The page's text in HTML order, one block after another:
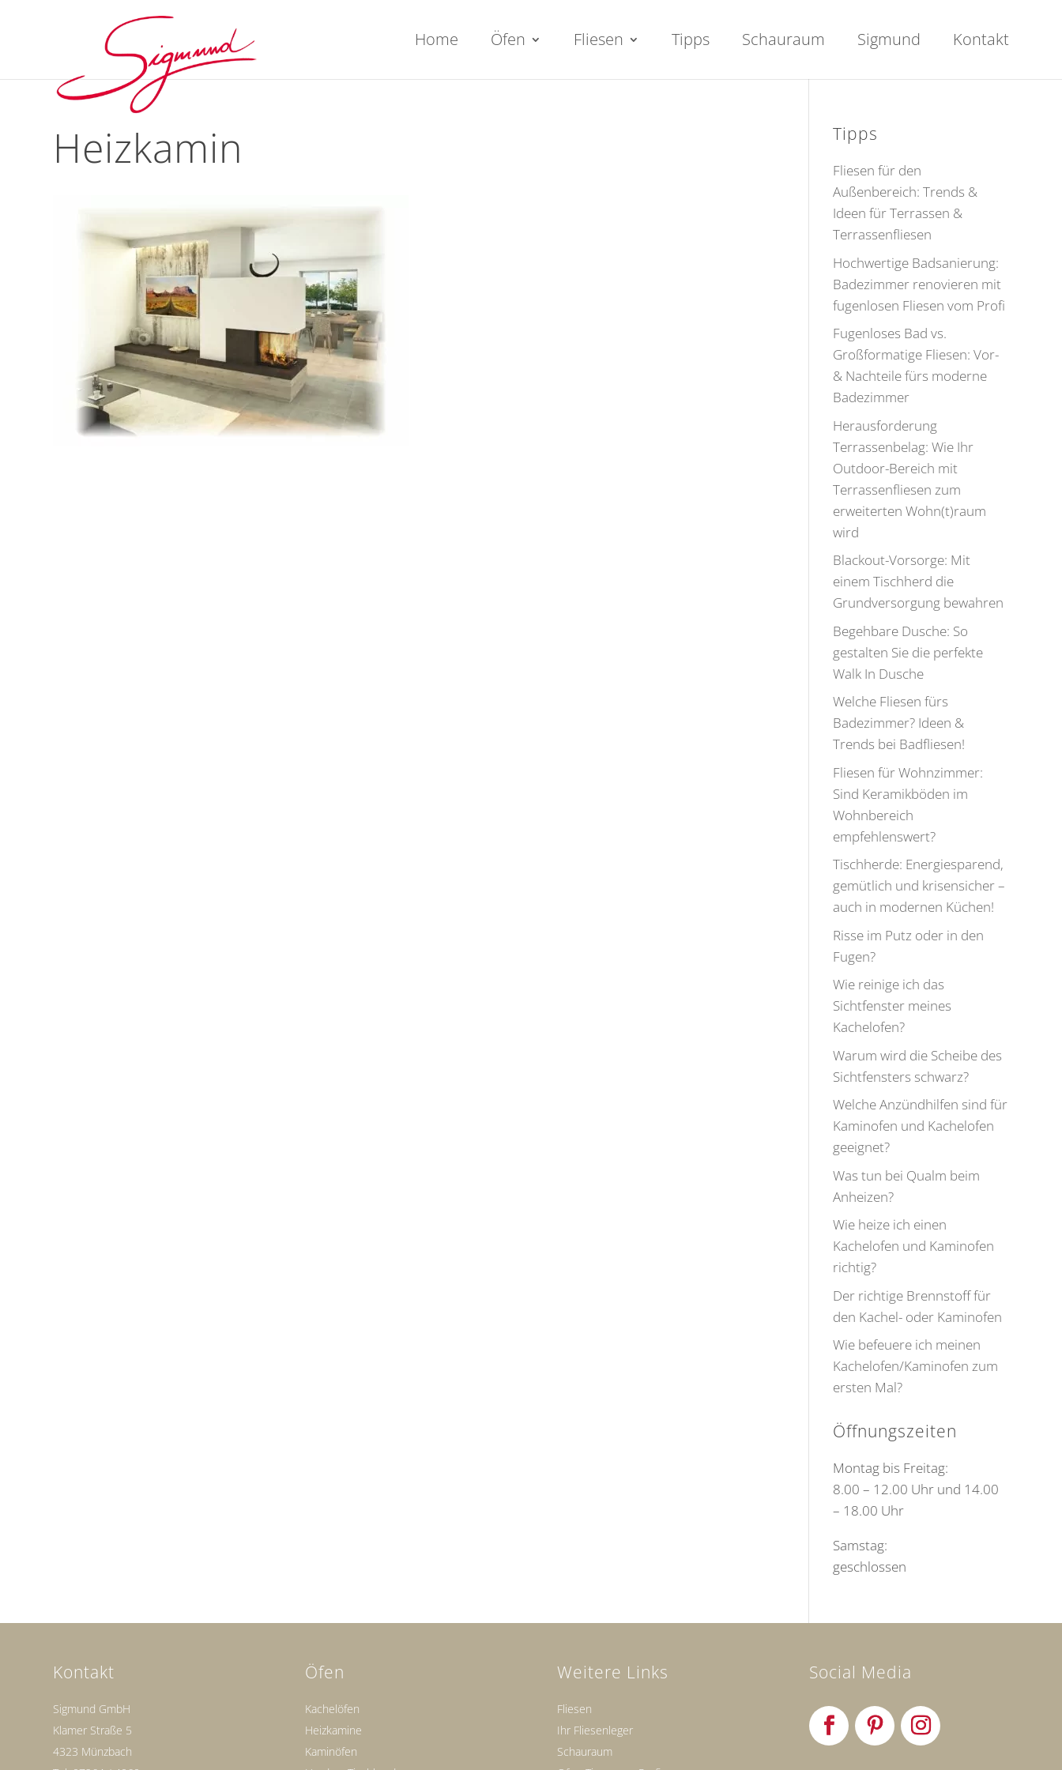
Home Öfen Fliesen Tipps Schauraum Sigmund Kontakt
Heizkamin Tipps
Fliesen für den
Außenbereich: Trends &
Ideen für Terrassen &
Terrassenfliesen
Hochwertige Badsanierung:
Badezimmer renovieren mit
fugenlosen Fliesen vom Profi
Fugenloses Bad vs.
Großformatige Fliesen: Vor-
& Nachteile fürs moderne
Badezimmer
Herausforderung
Terrassenbelag: Wie Ihr
Outdoor-Bereich mit
Terrassenfliesen zum
erweiterten Wohn(t)raum
wird
Blackout-Vorsorge: Mit
einem Tischherd die
Grundversorgung bewahren
Begehbare Dusche: So
gestalten Sie die perfekte
Walk In Dusche
Welche Fliesen fürs
Badezimmer? Ideen &
Trends bei Badfliesen!
Fliesen für Wohnzimmer:
Sind Keramikböden im
Wohnbereich
empfehlenswert?
Tischherde: Energiesparend,
gemütlich und krisensicher –
auch in modernen Küchen!
Risse im Putz oder in den
Fugen?
Wie reinige ich das
Sichtfenster meines
Kachelofen?
Warum wird die Scheibe des
Sichtfensters schwarz?
Welche Anzündhilfen sind für
Kaminofen und Kachelofen
geeignet?
Was tun bei Qualm beim
Anheizen?
Wie heize ich einen
Kachelofen und Kaminofen
richtig?
Der richtige Brennstoff für
den Kachel- oder Kaminofen
Wie befeuere ich meinen
Kachelofen/Kaminofen zum
ersten Mal?
Öffnungszeiten
Montag bis Freitag:
8.00 – 12.00 Uhr und 14.00
– 18.00 Uhr
Samstag:
geschlossen
Kontakt
Sigmund GmbH
Klamer Straße 5
4323 Münzbach
Öfen
Kachelöfen
Heizkamine
Kaminöfen
Weitere Links
Fliesen
Ihr Fliesenleger
Schauraum
Social Media